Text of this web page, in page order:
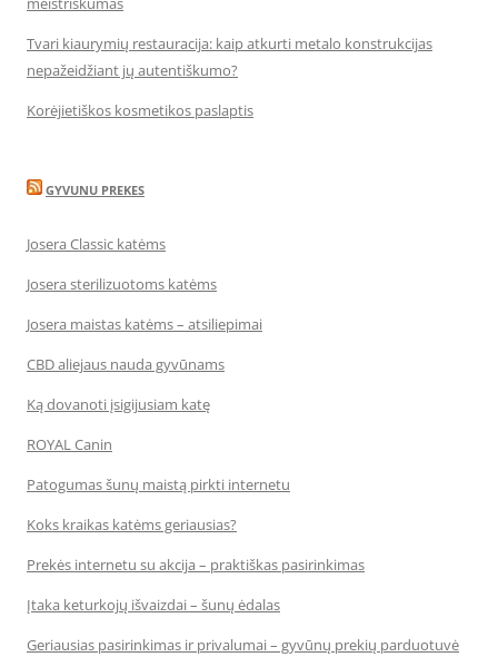
Tvari kiaurymių restauracija: kaip atkurti metalo konstrukcijas
nepažeidžiant jų autentiškumo?
Korėjietiškos kosmetikos paslaptis
GYVUNU PREKES
Josera Classic katėms
Josera sterilizuotoms katėms
Josera maistas katėms – atsiliepimai
CBD aliejaus nauda gyvūnams
Ką dovanoti įsigijusiam katę
ROYAL Canin
Patogumas šunų maistą pirkti internetu
Koks kraikas katėms geriausias?
Prekės internetu su akcija – praktiškas pasirinkimas
Įtaka keturkojų išvaizdai – šunų ėdalas
Geriausias pasirinkimas ir privalumai – gyvūnų prekių parduotuvė